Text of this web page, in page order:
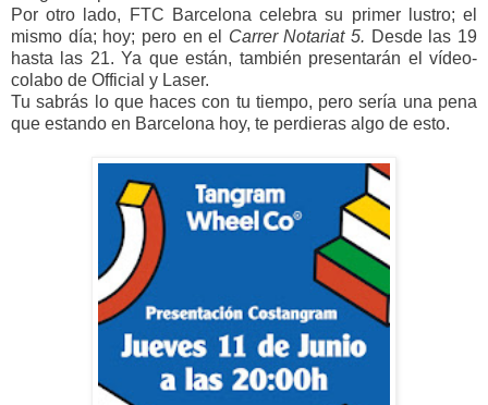
Por otro lado, FTC Barcelona celebra su primer lustro; el
mismo día; hoy; pero en el Carrer Notariat 5. Desde las 19
hasta las 21. Ya que están, también presentarán el vídeo-
colabo de Official y Laser.
Tu sabrás lo que haces con tu tiempo, pero sería una pena
que estando en Barcelona hoy, te perdieras algo de esto.